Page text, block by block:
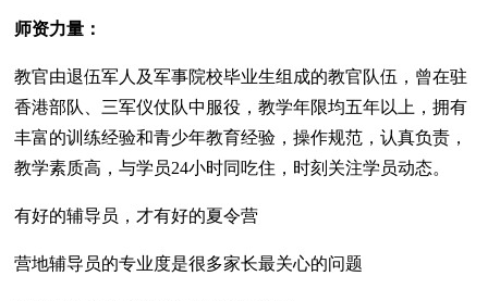
师资力量：
教官由退伍军人及军事院校毕业生组成的教官队伍，曾在驻
香港部队、三军仪仗队中服役，教学年限均五年以上，拥有
丰富的训练经验和青少年教育经验，操作规范，认真负责，
教学素质高，与学员24小时同吃住，时刻关注学员动态。
有好的辅导员，才有好的夏令营
营地辅导员的专业度是很多家长最关心的问题